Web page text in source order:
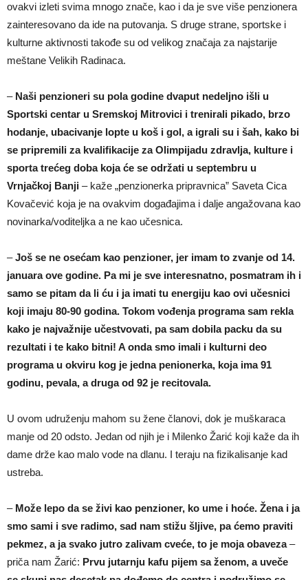
ovakvi izleti svima mnogo znače, kao i da je sve više penzionera
zainteresovano da ide na putovanja. S druge strane, sportske i
kulturne aktivnosti takođe su od velikog značaja za najstarije
meštane Velikih Radinaca.
–Naši penzioneri su pola godine dvaput nedeljno išli u
Sportski centar u Sremskoj Mitrovici i trenirali pikado, brzo
hodanje, ubacivanje lopte u koš i gol, a igrali su i šah, kako bi
se pripremili za kvalifikacije za Olimpijadu zdravlja, kulture i
sporta trećeg doba koja će se održati u septembru u
Vrnjačkoj Banji – kaže „penzionerka pripravnica” Saveta Cica
Kovačević koja je na ovakvim događajima i dalje angažovana kao
novinarka/voditeljka a ne kao učesnica.
–Još se ne osećam kao penzioner, jer imam to zvanje od 14.
januara ove godine. Pa mi je sve interesnatno, posmatram ih i
samo se pitam da li ću i ja imati tu energiju kao ovi učesnici
koji imaju 80-90 godina. Tokom vođenja programa sam rekla
kako je najvažnije učestvovati, pa sam dobila packu da su
rezultati i te kako bitni! A onda smo imali i kulturni deo
programa u okviru kog je jedna penionerka, koja ima 91
godinu, pevala, a druga od 92 je recitovala.
U ovom udruženju mahom su žene članovi, dok je muškaraca
manje od 20 odsto. Jedan od njih je i Milenko Žarić koji kaže da ih
dame drže kao malo vode na dlanu. I teraju na fizikalisanje kad
ustreba.
– Može lepo da se živi kao penzioner, ko ume i hoće. Žena i ja
smo sami i sve radimo, sad nam stižu šljive, pa ćemo praviti
pekmez, a ja svako jutro zalivam cveće, to je moja obaveza–
priča nam Žarić: Prvu jutarnju kafu pijem sa ženom, a uveče